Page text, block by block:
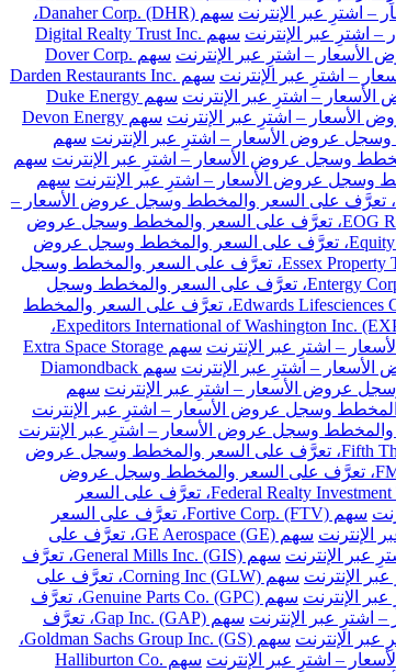
سهم Danaher Corp. (DHR)،
سهم Digital Realty Trust Inc.
سهم Dover Corp.
سهم Darden Restaurants Inc.
سهم Duke Energy
سهم Devon Energy
سهم
سهم
سهم
سهم Eastman Chemical Co. (EMN)، تعرَّف على السعر والمخطط وسجل عروض الأسعار –
سهم EOG Resources Inc. (EOG)، تعرَّف على السعر والمخطط وسجل عروض
سهم Equity Residential (EQR)، تعرَّف على السعر والمخطط وسجل عروض
سهم Essex Property Trust Inc. (ESS)، تعرَّف على السعر والمخطط وسجل
سهم Entergy Corp. (ETR)، تعرَّف على السعر والمخطط وسجل
سهم Edwards Lifesciences Corp. (EW)، تعرَّف على السعر والمخطط
سهم Expeditors International of Washington Inc. (EXPD)،
سهم Extra Space Storage
سهم Diamondback
سهم
سهم Fifth Third Bancorp (FITB)، تعرَّف على السعر والمخطط وسجل عروض
سهم FMC Corp. (FMC)، تعرَّف على السعر والمخطط وسجل عروض
سهم Federal Realty Investment Trust (FRT)، تعرَّف على السعر
سهم Fortive Corp. (FTV)، تعرَّف على السعر
سهم GE Aerospace (GE)، تعرَّف على
سهم General Mills Inc. (GIS)، تعرَّف
سهم Corning Inc (GLW)، تعرَّف على
سهم Genuine Parts Co. (GPC)، تعرَّف
سهم Gap Inc. (GAP)، تعرَّف
سهم Goldman Sachs Group Inc. (GS)،
سهم Halliburton Co.